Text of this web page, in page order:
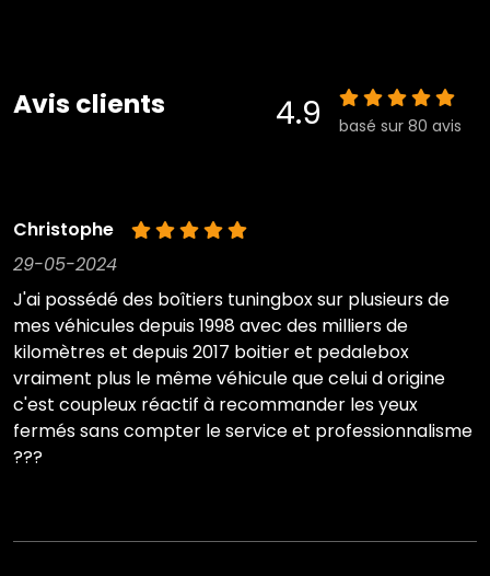
Avis clients 4.9 basé sur 80 avis
Christophe
29-05-2024
J'ai possédé des boîtiers tuningbox sur plusieurs de
mes véhicules depuis 1998 avec des milliers de
kilomètres et depuis 2017 boitier et pedalebox
vraiment plus le même véhicule que celui d origine
c'est coupleux réactif à recommander les yeux
fermés sans compter le service et professionnalisme
???